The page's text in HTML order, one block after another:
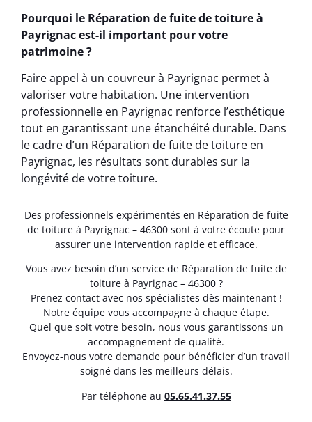
Pourquoi le Réparation de fuite de toiture à
Payrignac est-il important pour votre
patrimoine ?
Faire appel à un couvreur à Payrignac permet à
valoriser votre habitation. Une intervention
professionnelle en Payrignac renforce l’esthétique
tout en garantissant une étanchéité durable. Dans
le cadre d’un Réparation de fuite de toiture en
Payrignac, les résultats sont durables sur la
longévité de votre toiture.
Des professionnels expérimentés en Réparation de fuite
de toiture à Payrignac – 46300 sont à votre écoute pour
assurer une intervention rapide et efficace.
Vous avez besoin d’un service de Réparation de fuite de
toiture à Payrignac – 46300 ?
Prenez contact avec nos spécialistes dès maintenant !
Notre équipe vous accompagne à chaque étape.
Quel que soit votre besoin, nous vous garantissons un
accompagnement de qualité.
Envoyez-nous votre demande pour bénéficier d’un travail
soigné dans les meilleurs délais.
Par téléphone au 05.65.41.37.55